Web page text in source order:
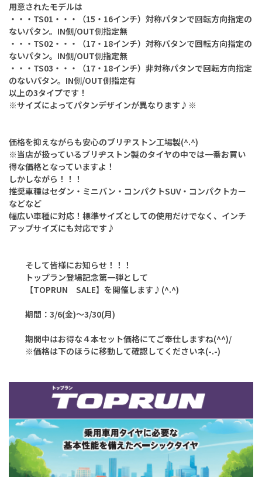
用意されたモデルは
・・・TS01・・・（15・16インチ）対称パタンで回転方向指定の
ないパタン。IN側/OUT側指定無
・・・TS02・・・
（17・18インチ）対称パタンで回転方向指定の
ないパタン。IN側/OUT側指定無
・・・TS03・・・
（17・18インチ）非対称パタンで回転方向指定
のないパタン。IN側/OUT側指定有
以上の3タイプです！
※サイズによってパタンデザインが異なります♪※
価格を抑えながらも安心のブリヂストン工場製(^.^)
※当店が扱っているブリヂストン製のタイヤの中では一番お買い
得な価格となっていますよ！
しかしながら！！！
推奨車種はセダン・ミニバン・コンパクトSUV・コンパクトカー
などなど
幅広い車種に対応！標準サイズとしての使用だけでなく、インチ
アップサイズにも対応です♪
そして皆様にお知らせ！！！
トップラン登場記念第一弾として
【TOPRUN SALE】を開催します♪(^.^)
期間：3/6(金)～3/30(月)
期間中はお得な４本セット価格にてご奉仕しますね(^^)/
※価格は下のほうに移動して確認してくださいネ(-.-)